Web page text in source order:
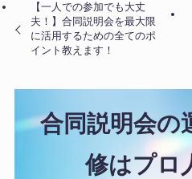
【一人での参加でも大丈
夫！】合同説明会を最大限
に活用するための全てのポ
イント教えます！
合同説明会の
修はプロ